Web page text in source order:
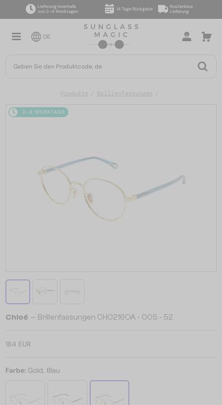
Lieferung innerhalb
von 2–4 Werktagen
14 Tage Rückgabe
Kostenlose
Lieferung
DE
Produkte Brillenfassungen
2-4 WERKTAGE
Chloé — Brillenfassungen CH0216OA - 005 - 52
184 EUR
Farbe: Gold, Blau